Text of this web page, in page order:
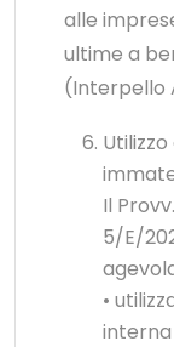
alle
ultime a
(Interpello
Il
5/E/
•
interna